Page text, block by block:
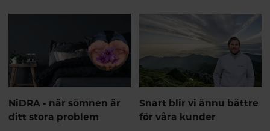
ingår i sina produkter, är de ännu
mer engagerade vad de lämnar
ute ur sina produkter.
förpackningar tar Holistic ännu
ett steg för att skapa en mer
hållbar värld, med kärlek till både
människa, natur och planet.
NiDRA - när sömnen är
ditt stora problem
Snart blir vi ännu bättre
för våra kunder